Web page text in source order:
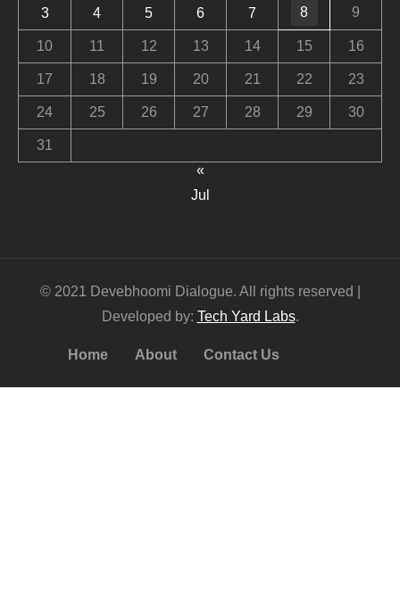
3 4 5 6 7 8 9
10 11 12 13 14 15 16
17 18 19 20 21 22 23
24 25 26 27 28 29 30
31
«
Jul
© 2021 Devebhoomi Dialogue. All rights reserved |
Developed by: Tech Yard Labs.
Home About Contact Us